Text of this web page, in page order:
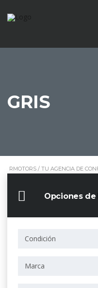
GRIS
RMOTORS / TU AGENCIA DE
Opciones
Condición
Marca